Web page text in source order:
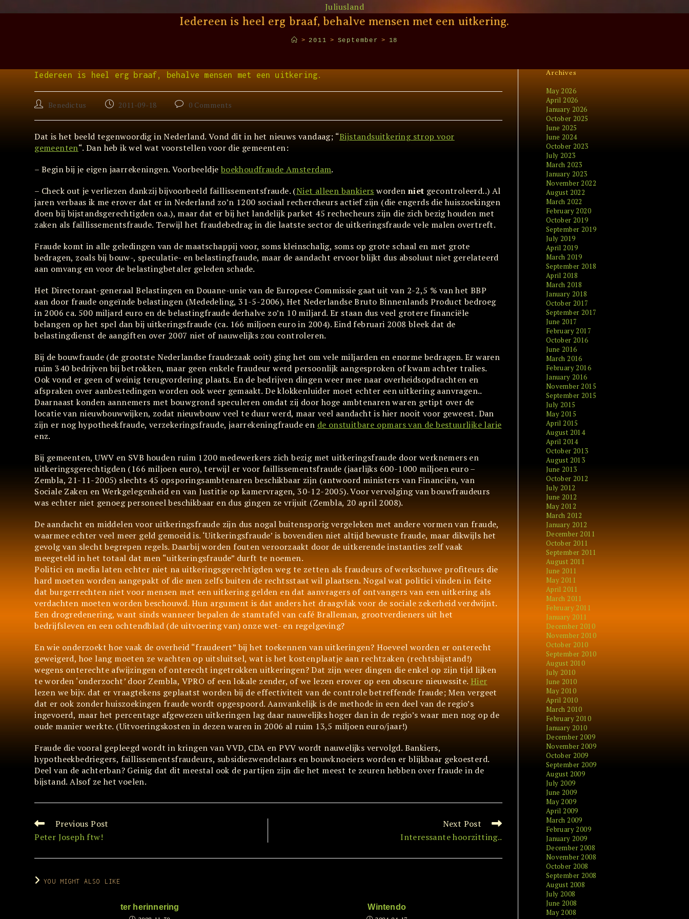
to
Juliusland
Iedereen is heel erg braaf, behalve mensen met een uitkering.
> 2011 > September > 18
Iedereen is heel erg braaf, behalve mensen met een uitkering.
PostBenedictus
Post2011-09-18
Post0 Comments
Dat is het beeld tegenwoordig in Nederland. Vond dit in het nieuws vandaag; “Bijstandsuitkering strop voor
gemeenten“. Dan heb ik wel wat voorstellen voor die gemeenten:
– Begin bij je eigen jaarrekeningen. Voorbeeldje boekhoudfraude Amsterdam.
– Check out je verliezen dankzij bijvoorbeeld faillissementsfraude. (Niet alleen bankiers wordenniet gecontroleerd..) Al
jaren verbaas ik me erover dat er in Nederland zo’n 1200 sociaal rechercheurs actief zijn (die engerds die huiszoekingen
doen bij bijstandsgerechtigden o.a.), maar dat er bij het landelijk parket 45 rechecheurs zijn die zich bezig houden met
zaken als faillissementsfraude. Terwijl het fraudebedrag in die laatste sector de uitkeringsfraude vele malen overtreft.
Fraude komt in alle geledingen van de maatschappij voor, soms kleinschalig, soms op grote schaal en met grote
bedragen, zoals bij bouw-, speculatie- en belastingfraude, maar de aandacht ervoor blijkt dus absoluut niet gerelateerd
aan omvang en voor de belastingbetaler geleden schade.
Het Directoraat-generaal Belastingen en Douane-unie van de Europese Commissie gaat uit van 2-2,5 % van het BBP
aan door fraude ongeïnde belastingen (Mededeling, 31-5-2006). Het Nederlandse Bruto Binnenlands Product bedroeg
in 2006 ca. 500 miljard euro en de belastingfraude derhalve zo’n 10 miljard. Er staan dus veel grotere financiële
belangen op het spel dan bij uitkeringsfraude (ca. 166 miljoen euro in 2004). Eind februari 2008 bleek dat de
belastingdienst de aangiften over 2007 niet of nauwelijks zou controleren.
Bij de bouwfraude (de grootste Nederlandse fraudezaak ooit) ging het om vele miljarden en enorme bedragen. Er waren
ruim 340 bedrijven bij betrokken, maar geen enkele fraudeur werd persoonlijk aangesproken of kwam achter tralies.
Ook vond er geen of weinig terugvordering plaats. En de bedrijven dingen weer mee naar overheidsopdrachten en
afspraken over aanbestedingen worden ook weer gemaakt. De klokkenluider moet echter een uitkering aanvragen..
Daarnaast konden aannemers met bouwgrond speculeren omdat zij door hoge ambtenaren waren getipt over de
locatie van nieuwbouwwijken, zodat nieuwbouw veel te duur werd, maar veel aandacht is hier nooit voor geweest. Dan
zijn er nog hypotheekfraude, verzekeringsfraude, jaarrekeningfraude en de onstuitbare opmars van de bestuurlijke larie
enz.
Bij gemeenten, UWV en SVB houden ruim 1200 medewerkers zich bezig met uitkeringsfraude door werknemers en
uitkeringsgerechtigden (166 miljoen euro), terwijl er voor faillissementsfraude (jaarlijks 600-1000 miljoen euro –
Zembla, 21-11-2005) slechts 45 opsporingsambtenaren beschikbaar zijn (antwoord ministers van Financiën, van
Sociale Zaken en Werkgelegenheid en van Justitie op kamervragen, 30-12-2005). Voor vervolging van bouwfraudeurs
was echter niet genoeg personeel beschikbaar en dus gingen ze vrijuit (Zembla, 20 april 2008).
De aandacht en middelen voor uitkeringsfraude zijn dus nogal buitensporig vergeleken met andere vormen van fraude,
waarmee echter veel meer geld gemoeid is. ‘Uitkeringsfraude’ is bovendien niet altijd bewuste fraude, maar dikwijls het
gevolg van slecht begrepen regels. Daarbij worden fouten veroorzaakt door de uitkerende instanties zelf vaak
meegeteld in het totaal dat men “uitkeringsfraude” durft te noemen.
Politici en media laten echter niet na uitkeringsgerechtigden weg te zetten als fraudeurs of werkschuwe profiteurs die
hard moeten worden aangepakt of die men zelfs buiten de rechtsstaat wil plaatsen. Nogal wat politici vinden in feite
dat burgerrechten niet voor mensen met een uitkering gelden en dat aanvragers of ontvangers van een uitkering als
verdachten moeten worden beschouwd. Hun argument is dat anders het draagvlak voor de sociale zekerheid verdwijnt.
Een drogredenering, want sinds wanneer bepalen de stamtafel van café Bralleman, grootverdieners uit het
bedrijfsleven en een ochtendblad (de uitvoering van) onze wet- en regelgeving?
En wie onderzoekt hoe vaak de overheid “fraudeert” bij het toekennen van uitkeringen? Hoeveel worden er onterecht
geweigerd, hoe lang moeten ze wachten op uitsluitsel, wat is het kostenplaatje aan rechtzaken (rechtsbijstand!)
wegens onterechte afwijzingen of onterecht ingetrokken uitkeringen? Dat zijn weer dingen die enkel op zijn tijd lijken
te worden ‘onderzocht’ door Zembla, VPRO of een lokale zender, of we lezen erover op een obscure nieuwssite. Hier
lezen we bijv. dat er vraagtekens geplaatst worden bij de effectiviteit van de controle betreffende fraude; Men vergeet
dat er ook zonder huiszoekingen fraude wordt opgespoord. Aanvankelijk is de methode in een deel van de regio’s
ingevoerd, maar het percentage afgewezen uitkeringen lag daar nauwelijks hoger dan in de regio’s waar men nog op de
oude manier werkte. (Uitvoeringskosten in dezen waren in 2006 al ruim 13,5 miljoen euro/jaar!)
Fraude die vooral gepleegd wordt in kringen van VVD, CDA en PVV wordt nauwelijks vervolgd. Bankiers,
hypotheekbedriegers, faillissementsfraudeurs, subsidiezwendelaars en bouwknoeiers worden er blijkbaar gekoesterd.
Deel van de achterban? Geinig dat dit meestal ook de partijen zijn die het meest te zeuren hebben over fraude in de
bijstand. Alsof ze het voelen.
Read
more
Previous Post
Peter Joseph ftw!
Next Post
Interessante hoorzitting..
YOU MIGHT ALSO LIKE
ter herinnering Wintendo
Archives
May 2026
April 2026
January 2026
October 2025
June 2025
June 2024
October 2023
July 2023
March 2023
January 2023
November 2022
August 2022
March 2022
February 2020
October 2019
September 2019
July 2019
April 2019
March 2019
September 2018
April 2018
March 2018
January 2018
October 2017
September 2017
June 2017
February 2017
October 2016
June 2016
March 2016
February 2016
January 2016
November 2015
September 2015
July 2015
May 2015
April 2015
August 2014
April 2014
October 2013
August 2013
June 2013
October 2012
July 2012
June 2012
May 2012
March 2012
January 2012
December 2011
October 2011
September 2011
August 2011
June 2011
May 2011
April 2011
March 2011
February 2011
January 2011
December 2010
November 2010
October 2010
September 2010
August 2010
July 2010
June 2010
May 2010
April 2010
March 2010
February 2010
January 2010
December 2009
November 2009
October 2009
September 2009
August 2009
July 2009
June 2009
May 2009
April 2009
March 2009
February 2009
January 2009
December 2008
November 2008
October 2008
September 2008
August 2008
July 2008
June 2008
May 2008